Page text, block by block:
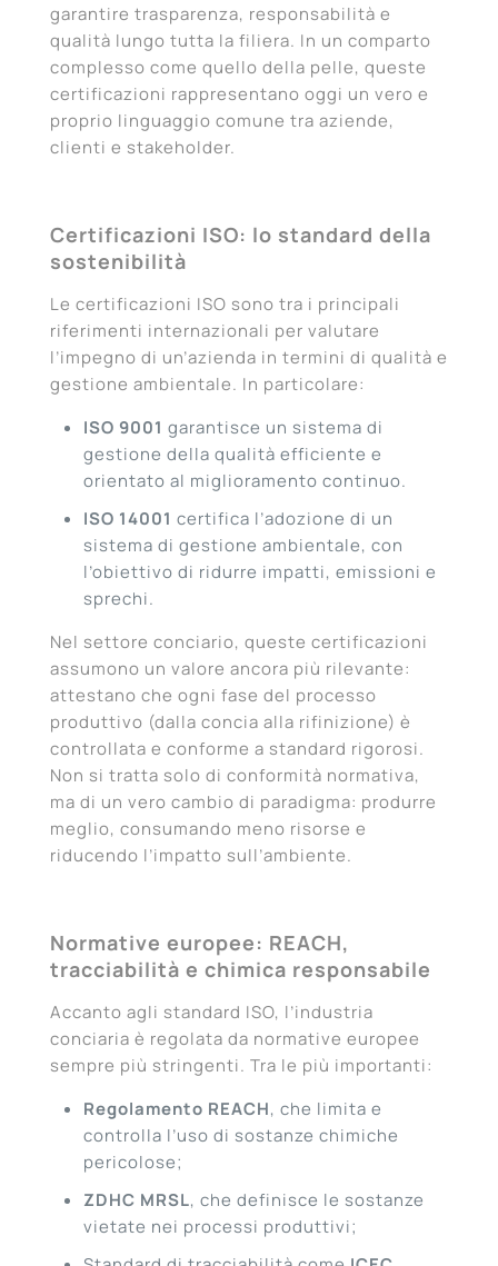
garantire trasparenza, responsabilità e
qualità lungo tutta la filiera. In un comparto
complesso come quello della pelle, queste
certificazioni rappresentano oggi un vero e
proprio linguaggio comune tra aziende,
clienti e stakeholder.
Certificazioni ISO: lo standard della
sostenibilità
Le certificazioni ISO sono tra i principali
riferimenti internazionali per valutare
l’impegno di un’azienda in termini di qualità e
gestione ambientale. In particolare:
ISO 9001 garantisce un sistema di
gestione della qualità efficiente e
orientato al miglioramento continuo.
ISO 14001 certifica l’adozione di un
sistema di gestione ambientale, con
l’obiettivo di ridurre impatti, emissioni e
sprechi.
Nel settore conciario, queste certificazioni
assumono un valore ancora più rilevante:
attestano che ogni fase del processo
produttivo (dalla concia alla rifinizione) è
controllata e conforme a standard rigorosi.
Non si tratta solo di conformità normativa,
ma di un vero cambio di paradigma: produrre
meglio, consumando meno risorse e
riducendo l’impatto sull’ambiente.
Normative europee: REACH,
tracciabilità e chimica responsabile
Accanto agli standard ISO, l’industria
conciaria è regolata da normative europee
sempre più stringenti. Tra le più importanti:
Regolamento REACH, che limita e
controlla l’uso di sostanze chimiche
pericolose;
ZDHC MRSL, che definisce le sostanze
vietate nei processi produttivi;